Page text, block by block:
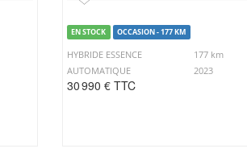
EN STOCK OCCASION - 177 KM
HYBRIDE ESSENCE
177 km
AUTOMATIQUE
2023
30 990 € TTC